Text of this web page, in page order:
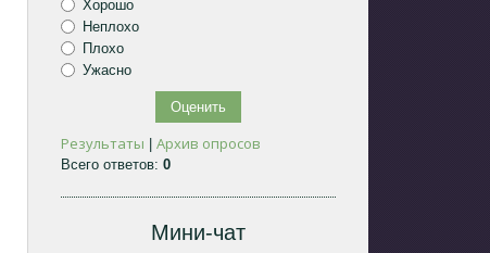
Хорошо
Неплохо
Плохо
Ужасно
Результаты |Архив опросов
Всего ответов:0
Мини-чат